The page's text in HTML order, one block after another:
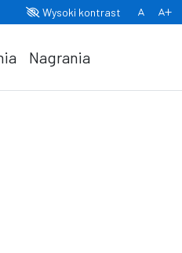
Wysoki kontrast
Nagrania